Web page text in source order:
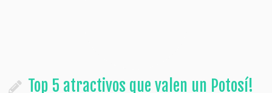
Top 5 atractivos que valen un Potosí!